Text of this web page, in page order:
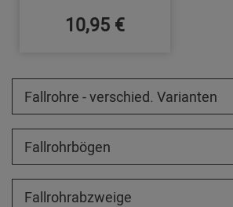
10,95 €
Fallrohre - verschied. Varianten
Fallrohrbögen
Fallrohrabzweige